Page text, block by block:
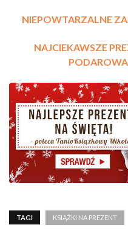
NIEPOWTARZALNE
NAJCIEKAWSZE
TAGI KSIĄŻKI NA PREZENT